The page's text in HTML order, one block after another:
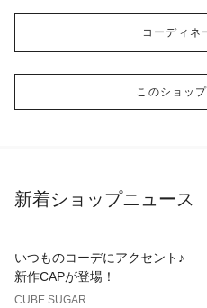
コーディネ
このショッ
新着ショップニュース
いつものコーデにアクセント♪
新作CAPが登場！
CUBE SUGAR